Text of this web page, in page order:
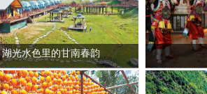
湖光水色里的甘南春韵